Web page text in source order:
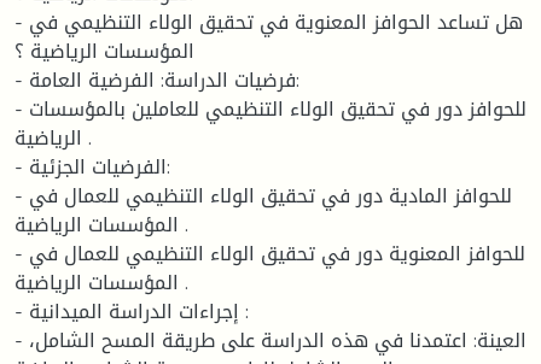
- هل تساعد الحوافز المعنوية في تحقيق الولاء التنظيمي في
المؤسسات الرياضية ؟
- فرضيات الدراسة: الفرضية العامة:
- للحوافز دور في تحقيق الولاء التنظيمي للعاملين بالمؤسسات
الرياضية .
- الفرضيات الجزئية:
- للحوافز المادية دور في تحقيق الولاء التنظيمي للعمال في
المؤسسات الرياضية .
- للحوافز المعنوية دور في تحقيق الولاء التنظيمي للعمال في
المؤسسات الرياضية .
- إجراءات الدراسة الميدانية :
- العينة: اعتمدنا في هذه الدراسة على طريقة المسح الشامل،